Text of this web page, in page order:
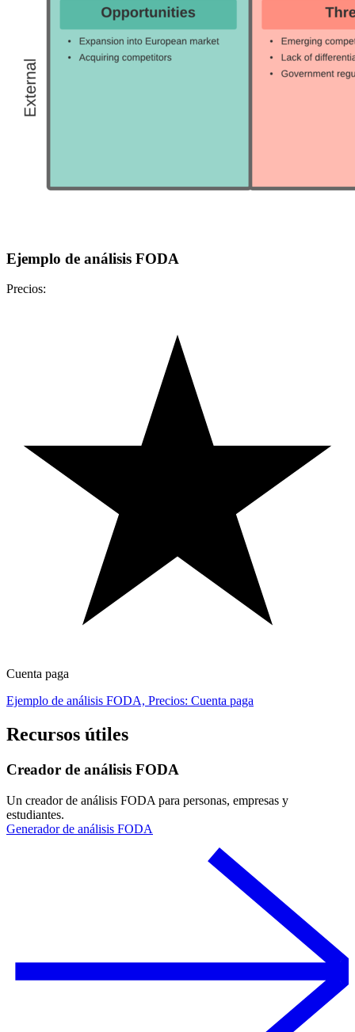
Ejemplo de análisis FODA
Precios:
Cuenta paga
Ejemplo de análisis FODA, Precios: Cuenta paga
Recursos útiles
Creador de análisis FODA
Un creador de análisis FODA para personas, empresas y
estudiantes.
Generador de análisis FODA